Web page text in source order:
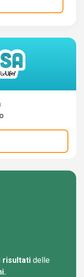
risultati delle